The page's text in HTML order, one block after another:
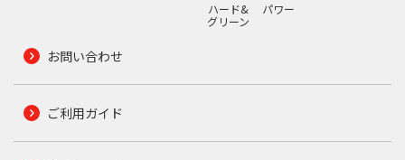
ハード&
グリーン
パワー
お問い合わせ
ご利用ガイド